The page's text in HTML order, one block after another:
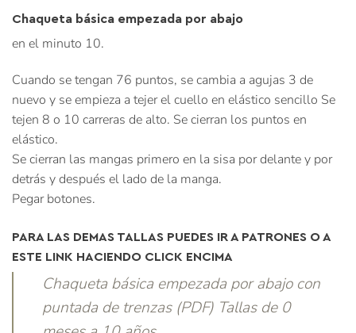
Chaqueta básica empezada por abajo
en el minuto 10.
Cuando se tengan 76 puntos, se cambia a agujas 3 de
nuevo y se empieza a tejer el cuello en elástico sencillo Se
tejen 8 o 10 carreras de alto. Se cierran los puntos en
elástico.
Se cierran las mangas primero en la sisa por delante y por
detrás y después el lado de la manga.
Pegar botones.
PARA LAS DEMAS TALLAS PUEDES IR A PATRONES O A
ESTE LINK HACIENDO CLICK ENCIMA
Chaqueta básica empezada por abajo con
puntada de trenzas (PDF) Tallas de 0